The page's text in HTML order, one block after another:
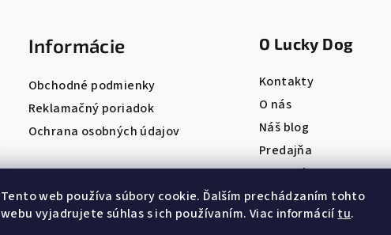
Tento web používa súbory cookie. Ďalším prechádzaním tohto
webu vyjadrujete súhlas s ich používaním. Viac informáciítu.
Informácie
Obchodné podmienky
Reklamačný poriadok
Ochrana osobných údajov
O Lucky Dog
Kontakty
O nás
Náš blog
Predajňa
Pet salón
ONLINE REZERVÁCIA